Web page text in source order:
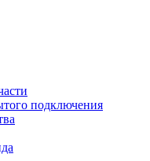
подключения